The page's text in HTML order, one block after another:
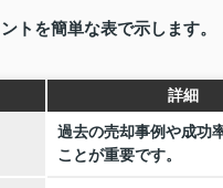
トを簡単な表で示します。
詳細
過去の売却事例や成功
ことが重要です。